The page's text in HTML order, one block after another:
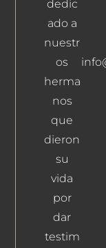
dedic
ado a
nuestr
os
herma
nos
que
dieron
su
vida
por
dar
testim